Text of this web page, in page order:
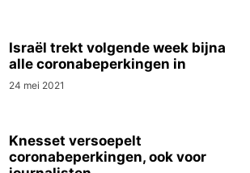
Israël trekt volgende week bijna
alle coronabeperkingen in
24 mei 2021
Knesset versoepelt
coronabeperkingen, ook voor